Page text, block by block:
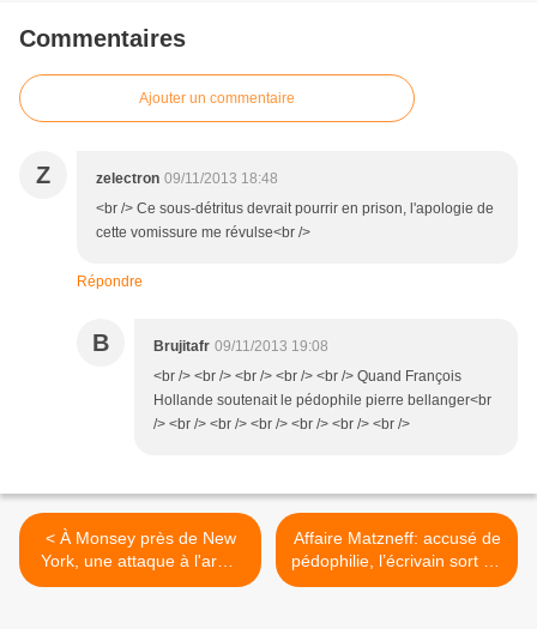
Commentaires
Ajouter un commentaire
Z zelectron 09/11/2013 18:48
<br /> Ce sous-détritus devrait pourrir en prison, l'apologie de
cette vomissure me révulse<br />
Répondre
B Brujitafr 09/11/2013 19:08
<br /> <br /> <br /> <br /> <br /> Quand François
Hollande soutenait le pédophile pierre bellanger<br
/> <br /> <br /> <br /> <br /> <br /> <br />
< À Monsey près de New
York, une attaque à l'arme
blanche dans la résidence
Affaire Matzneff: accusé de
pédophilie, l’écrivain sort du
silence et dénonce des